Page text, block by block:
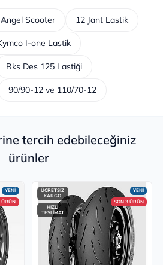
Scooter 12 Jant Lastik
I-one Lastik
Rks Des 125 Lastiği
90/90-12 ve 110/70-12
tercih edebileceğiniz
ürünler
YENİ
ÜRÜN
YENİ
SON 3 ÜRÜN
ÜCRETSİZ
KARGO
HIZLI
TESLİMAT